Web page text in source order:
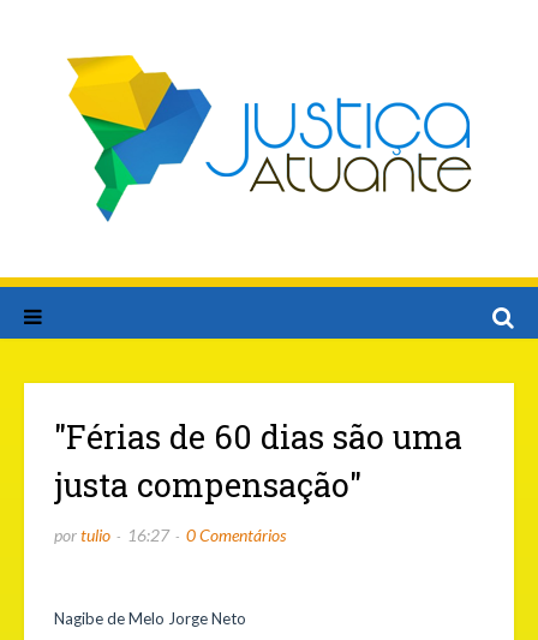
"Férias de 60 dias são uma
justa compensação"
portulio 16:27 0 Comentários
Nagibe de Melo Jorge Neto